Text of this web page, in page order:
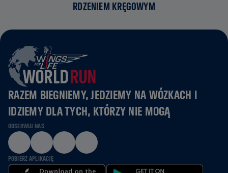
RDZENIEM KRĘGOWYM
RAZEM BIEGNIEMY, JEDZIEMY NA WÓZKACH I
IDZIEMY DLA TYCH, KTÓRZY NIE MOGĄ
OBSERWUJ NAS
POBIERZ APLIKACJĘ